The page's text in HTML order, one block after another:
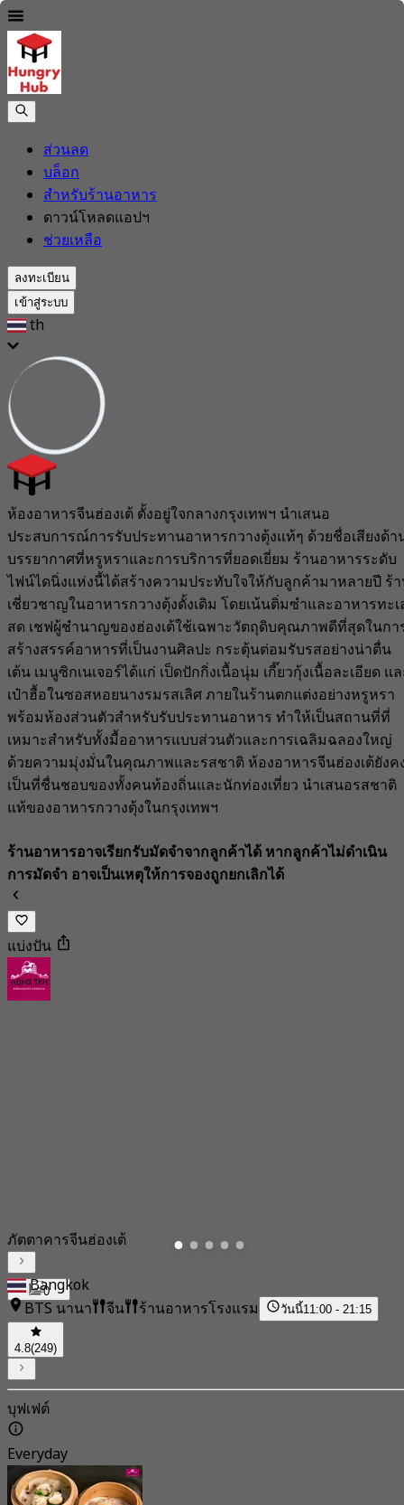
ส่วนลด
บล็อก
สำหรับร้านอาหาร
ดาวน์โหลดแอปฯ
ช่วยเหลือ
ลงทะเบียน
เข้าสู่ระบบ
th
ห้องอาหารจีนฮ่องเต้ ตั้งอยู่ใจกลางกรุงเทพฯ นำเสนอ
ประสบการณ์การรับประทานอาหารกวางตุ้งแท้ๆ ด้วยชื่อเสียงด้า
บรรยากาศที่หรูหราและการบริการที่ยอดเยี่ยม ร้านอาหารระดับ
ไฟน์ไดนิ่งแห่งนี้ได้สร้างความประทับใจให้กับลูกค้ามาหลายปี ร้
เชี่ยวชาญในอาหารกวางตุ้งดั้งเดิม โดยเน้นติ่มซำและอาหารทะเ
สด เชฟผู้ชำนาญของฮ่องเต้ใช้เฉพาะวัตถุดิบคุณภาพดีที่สุดในกา
สร้างสรรค์อาหารที่เป็นงานศิลปะ กระตุ้นต่อมรับรสอย่างน่าตื่น
เต้น เมนูซิกเนเจอร์ได้แก่ เป็ดปักกิ่งเนื้อนุ่ม เกี๊ยวกุ้งเนื้อละเอียด แ
เป๋าฮื้อในซอสหอยนางรมรสเลิศ ภายในร้านตกแต่งอย่างหรูหรา
พร้อมห้องส่วนตัวสำหรับรับประทานอาหาร ทำให้เป็นสถานที่ที่
เหมาะสำหรับทั้งมื้ออาหารแบบส่วนตัวและการเฉลิมฉลองใหญ่
ด้วยความมุ่งมั่นในคุณภาพและรสชาติ ห้องอาหารจีนฮ่องเต้ยังค
เป็นที่ชื่นชอบของทั้งคนท้องถิ่นและนักท่องเที่ยว นำเสนอรสชาติ
แท้ของอาหารกวางตุ้งในกรุงเทพฯ
ร้านอาหารอาจเรียกรับมัดจำจากลูกค้าได้ หากลูกค้าไม่ดำเนิน
การมัดจำ อาจเป็นเหตุให้การจองถูกยกเลิกได้
แบ่งปัน
0
ภัตตาคารจีนฮ่องเต้
Bangkok
BTS นานา
จีน ร้านอาหารโรงแรม วันนี้11:00 - 21:15
4.8(249)
บุฟเฟต์
Everyday